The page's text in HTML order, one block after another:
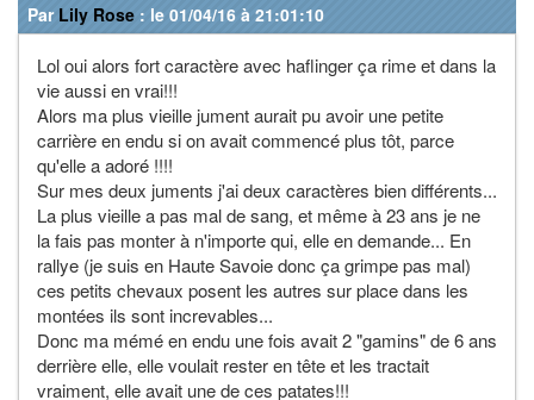
Par Lily Rose : le 01/04/16 à 21:01:10
Lol oui alors fort caractère avec haflinger ça rime et dans la
vie aussi en vrai!!!
Alors ma plus vieille jument aurait pu avoir une petite
carrière en endu si on avait commencé plus tôt, parce
qu'elle a adoré !!!!
Sur mes deux juments j'ai deux caractères bien différents...
La plus vieille a pas mal de sang, et même à 23 ans je ne
la fais pas monter à n'importe qui, elle en demande... En
rallye (je suis en Haute Savoie donc ça grimpe pas mal)
ces petits chevaux posent les autres sur place dans les
montées ils sont increvables...
Donc ma mémé en endu une fois avait 2 "gamins" de 6 ans
derrière elle, elle voulait rester en tête et les tractait
vraiment, elle avait une de ces patates!!!